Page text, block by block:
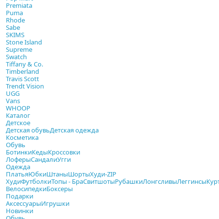
Premiata
Puma
Rhode
Sabe
SKIMS
Stone Island
Supreme
Swatch
Tiffany & Co.
Timberland
Travis Scott
Trendt Vision
UGG
Vans
WHOOP
Каталог
Детское
Детская обувьДетская одежда
Косметика
Обувь
БотинкиКедыКроссовки
ЛоферыСандалиУгги
Одежда
ПлатьяЮбкиШтаныШортыХуди-ZIP
ХудиФутболкиТопы - БраСвитшотыРубашкиЛонгсливыЛеггинсы
ВелосипедкиБоксеры
Подарки
АксессуарыИгрушки
Новинки